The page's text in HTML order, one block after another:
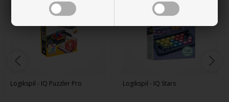
Logikspil - IQ Puzzler Pro Logikspil - IQ Stars